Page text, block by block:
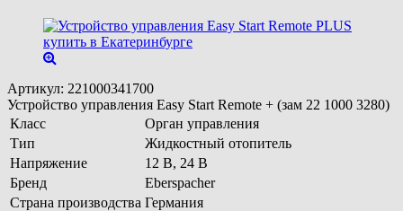
Артикул: 221000341700
Устройство управления Easy Start Remote + (зам 22 1000 3280)
Класс
Орган управления
Тип
Жидкостный отопитель
Напряжение
12 В, 24 В
Бренд
Eberspacher
Страна производства Германия